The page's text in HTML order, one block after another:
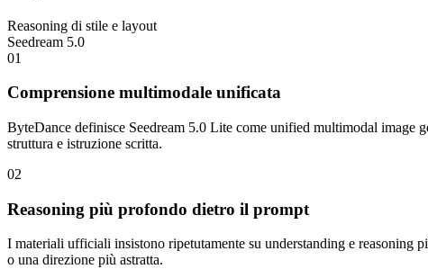
Reasoning di stile e layout
Seedream 5.0
01
Comprensione multimodale unificata
ByteDance definisce Seedream 5.0 Lite come unified multimodal image
struttura e istruzione scritta.
02
Reasoning più profondo dietro il prompt
I materiali ufficiali insistono ripetutamente su understanding e reasoning
o una direzione più astratta.